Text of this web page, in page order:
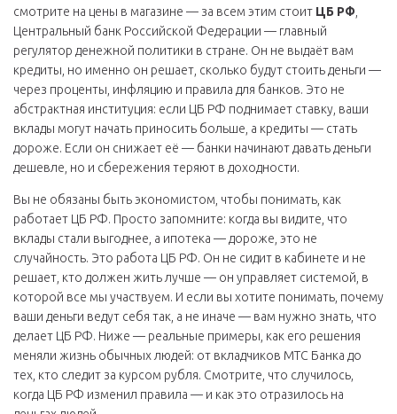
смотрите на цены в магазине — за всем этим стоит ЦБ РФ
Центральный банк Российской Федерации — главный
регулятор денежной политики в стране. Он не выдаёт вам
кредиты, но именно он решает, сколько будут стоить деньги —
через проценты, инфляцию и правила для банков. Это не
абстрактная институция: если ЦБ РФ поднимает ставку, ваши
вклады могут начать приносить больше, а кредиты — стать
дороже. Если он снижает её — банки начинают давать деньги
дешевле, но и сбережения теряют в доходности.
Вы не обязаны быть экономистом, чтобы понимать, как
работает ЦБ РФ. Просто запомните: когда вы видите, что
вклады стали выгоднее, а ипотека — дороже, это не
случайность. Это работа ЦБ РФ. Он не сидит в кабинете и не
решает, кто должен жить лучше — он управляет системой, в
которой все мы участвуем. И если вы хотите понимать, почему
ваши деньги ведут себя так, а не иначе — вам нужно знать, что
делает ЦБ РФ. Ниже — реальные примеры, как его решения
меняли жизнь обычных людей: от вкладчиков МТС Банка до
тех, кто следит за курсом рубля. Смотрите, что случилось,
когда ЦБ РФ изменил правила — и как это отразилось на